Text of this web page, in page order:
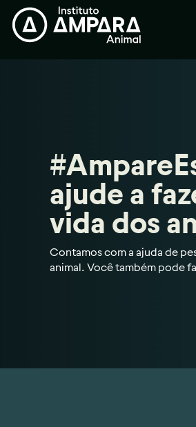
ajude a
vida dos
Contamos com a ajuda de
animal. Você também pode